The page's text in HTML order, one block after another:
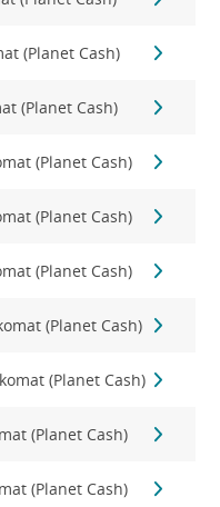
(Planet Cash)
(Planet Cash)
(Planet Cash)
(Planet Cash)
(Planet Cash)
(Planet Cash)
(Planet Cash)
(Planet Cash)
(Planet Cash)